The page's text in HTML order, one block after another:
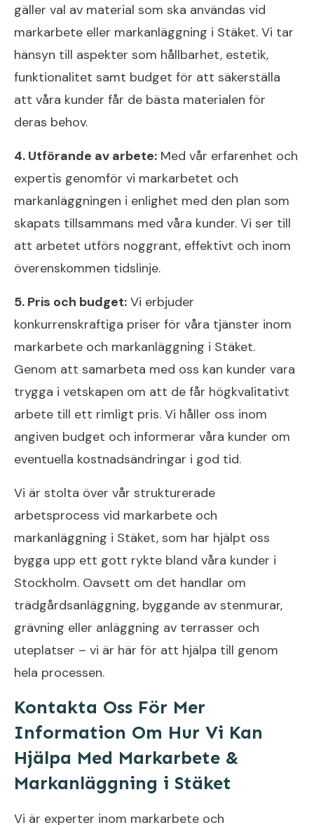
gäller val av material som ska användas vid
markarbete eller markanläggning i Stäket. Vi tar
hänsyn till aspekter som hållbarhet, estetik,
funktionalitet samt budget för att säkerställa
att våra kunder får de bästa materialen för
deras behov.
4. Utförande av arbete: Med vår erfarenhet och
expertis genomför vi markarbetet och
markanläggningen i enlighet med den plan som
skapats tillsammans med våra kunder. Vi ser till
att arbetet utförs noggrant, effektivt och inom
överenskommen tidslinje.
5. Pris och budget: Vi erbjuder
konkurrenskraftiga priser för våra tjänster inom
markarbete och markanläggning i Stäket.
Genom att samarbeta med oss kan kunder vara
trygga i vetskapen om att de får högkvalitativt
arbete till ett rimligt pris. Vi håller oss inom
angiven budget och informerar våra kunder om
eventuella kostnadsändringar i god tid.
Vi är stolta över vår strukturerade
arbetsprocess vid markarbete och
markanläggning i Stäket, som har hjälpt oss
bygga upp ett gott rykte bland våra kunder i
Stockholm. Oavsett om det handlar om
trädgårdsanläggning, byggande av stenmurar,
grävning eller anläggning av terrasser och
uteplatser – vi är här för att hjälpa till genom
hela processen.
Kontakta Oss För Mer
Information Om Hur Vi Kan
Hjälpa Med Markarbete &
Markanläggning i Stäket
Vi är experter inom markarbete och